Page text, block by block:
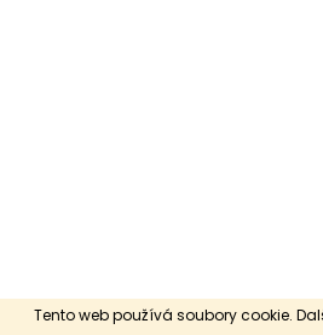
Tento web používá soubory cookie.